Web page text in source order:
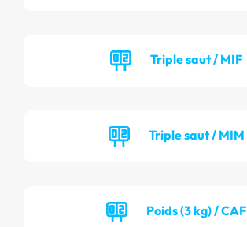
Triple saut / MIF
Triple saut / MIM
Poids (3 kg) / CAF